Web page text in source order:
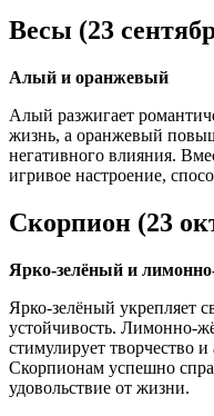
Весы (23
Алый и оранжевый
Алый разжигает
жизнь, а оранжевый
негативного влияния.
игривое настроение,
Скорпион (23
Ярко-зелёный и
Ярко-зелёный укрепляет
устойчивость. Лимонно-
стимулирует творчество
Скорпионам успешно
удовольствие от жизни.